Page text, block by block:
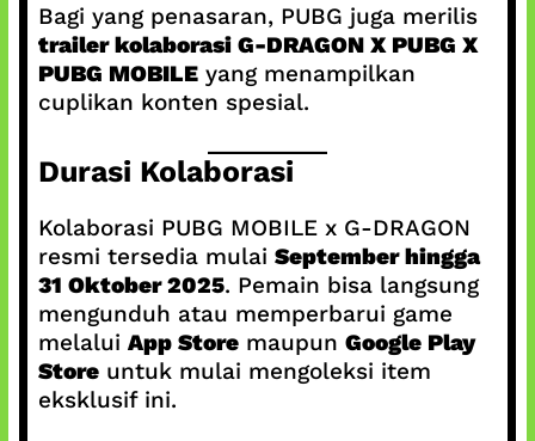
Bagi yang penasaran, PUBG juga merilis
trailer kolaborasi G-DRAGON X PUBG X
PUBG MOBILEyang menampilkan
cuplikan konten spesial.
Durasi Kolaborasi
Kolaborasi PUBG MOBILE x G-DRAGON
resmi tersedia mulai September hingga
31 Oktober 2025. Pemain bisa langsung
mengunduh atau memperbarui game
melalui App Storemaupun Google Play
Storeuntuk mulai mengoleksi item
eksklusif ini.